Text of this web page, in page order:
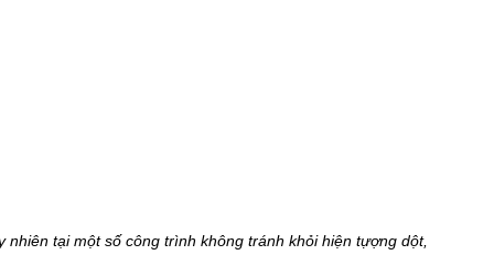
tại một số công trình không tránh khỏi hiện tựợng dột,